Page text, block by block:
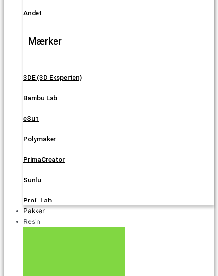
Andet
Mærker
3DE (3D Eksperten)
Bambu Lab
eSun
Polymaker
PrimaCreator
Sunlu
Prof. Lab
Pakker
Resin